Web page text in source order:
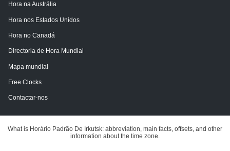
Hora na Austrália
Hora nos Estados Unidos
Hora no Canadá
Directoria de Hora Mundial
Mapa mundial
Free Clocks
Contactar-nos
What is Horário Padrão De Irkutsk: abbreviation, main facts, offsets, and other
information about the time zone.